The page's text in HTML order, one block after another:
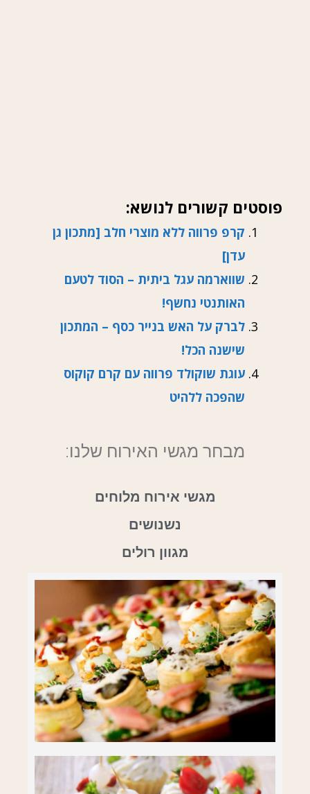
פוסטים קשורים לנושא:
קרפ פרווה ללא מוצרי חלב [מתכון גן
עדן]
שווארמה עגל ביתית – הסוד לטעם
האותנטי נחשף!
לברק על האש בנייר כסף – המתכון
שישנה הכל!
עוגת שוקולד פרווה עם קרם קוקוס
שהפכה ללהיט
מבחר מגשי האירוח שלנו:
מגשי אירוח מלוחים
נשנושים
מגוון רולים